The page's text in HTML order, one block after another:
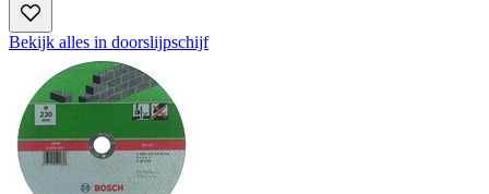
Bekijk alles in doorslijpschijf